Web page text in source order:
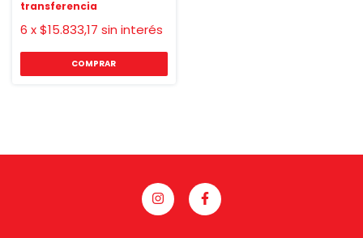
6 x$15.833,17 sin interés